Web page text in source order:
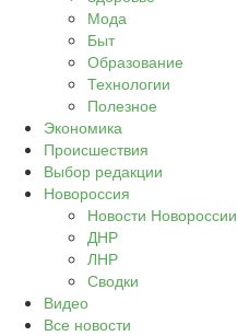
Мода
Быт
Образование
Технологии
Полезное
Экономика
Происшествия
Выбор редакции
Новороссия
Новости Новороссии
ДНР
ЛНР
Сводки
Видео
Все новости